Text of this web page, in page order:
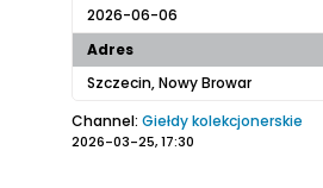
2026-06-06
Adres
Szczecin, Nowy Browar
Channel: Giełdy kolekcjonerskie
2026-03-25, 17:30